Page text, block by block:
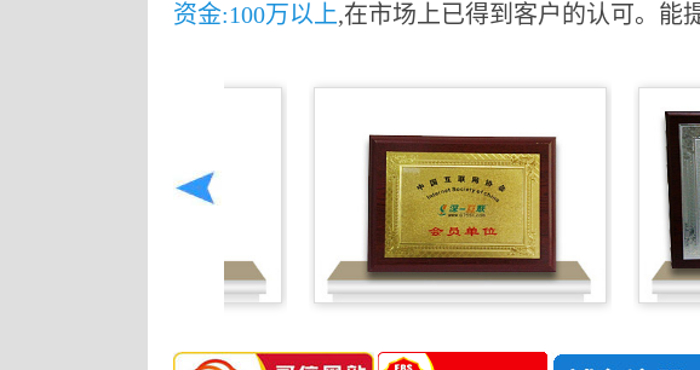
资金:100万以上,在市场上已得到客户的认可。能